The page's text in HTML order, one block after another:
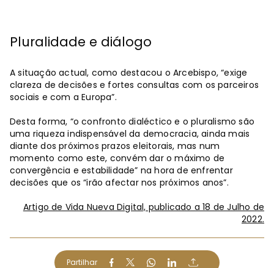
Pluralidade e diálogo
A situação actual, como destacou o Arcebispo, “exige
clareza de decisões e fortes consultas com os parceiros
sociais e com a Europa”.
Desta forma, “o confronto dialéctico e o pluralismo são
uma riqueza indispensável da democracia, ainda mais
diante dos próximos prazos eleitorais, mas num
momento como este, convém dar o máximo de
convergência e estabilidade” na hora de enfrentar
decisões que os “irão afectar nos próximos anos”.
Artigo de Vida Nueva Digital, publicado a 18 de Julho de
2022.
Partilhar